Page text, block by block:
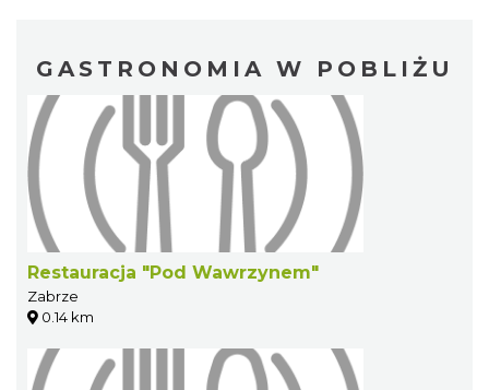
GASTRONOMIA W POBLIŻU
Restauracja "Pod Wawrzynem"
Zabrze
0.14 km